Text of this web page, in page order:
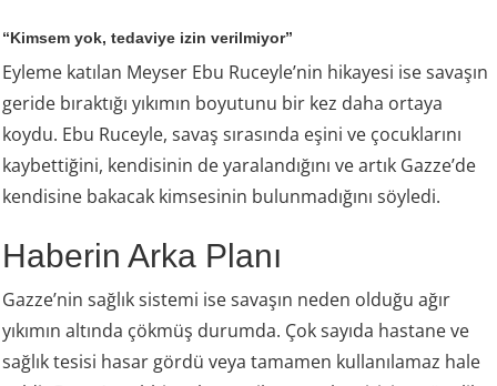
“Kimsem yok, tedaviye izin verilmiyor”
Eyleme katılan Meyser Ebu Ruceyle’nin hikayesi ise savaşın
geride bıraktığı yıkımın boyutunu bir kez daha ortaya
koydu. Ebu Ruceyle, savaş sırasında eşini ve çocuklarını
kaybettiğini, kendisinin de yaralandığını ve artık Gazze’de
kendisine bakacak kimsesinin bulunmadığını söyledi.
Haberin Arka Planı
Gazze’nin sağlık sistemi ise savaşın neden olduğu ağır
yıkımın altında çökmüş durumda. Çok sayıda hastane ve
sağlık tesisi hasar gördü veya tamamen kullanılamaz hale